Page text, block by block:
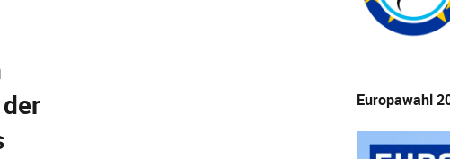
Europawahl